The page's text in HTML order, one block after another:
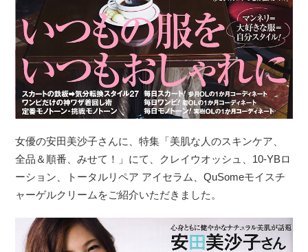
女優の安田美沙子さんに、特集「美肌な人のスキンケア、
全品＆順番、みせて！」にて、クレイウオッシュ、10-YBロ
ーション、トータルリペア アイセラム、QuSomeモイスチ
ャーゲルクリームをご紹介いただきました。